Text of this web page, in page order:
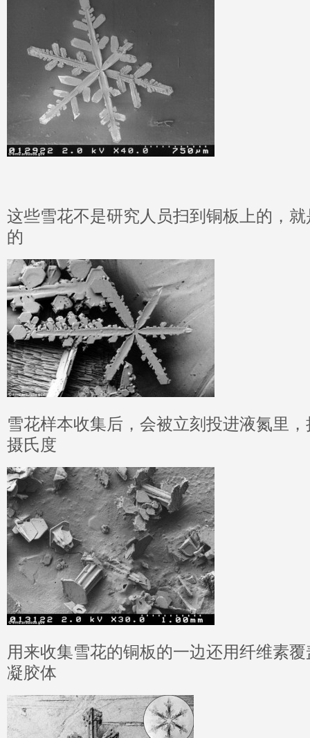
这些雪花不是研究人员扫到铜板上的，
的
雪花样本收集后，会被立刻投进液氮里
摄氏度
用来收集雪花的铜板的一边还用纤维素
凝胶体